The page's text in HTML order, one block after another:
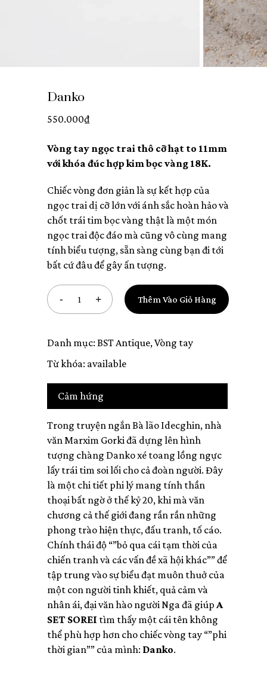
Danko
550.000₫
Vòng tay ngọc trai thô cỡ hạt to 11mm
với khóa đúc hợp kim bọc vàng 18K.
Chiếc vòng đơn giản là sự kết hợp của
ngọc trai dị cỡ lớn với ánh sắc hoàn hảo và
chốt trái tim bọc vàng thật là một món
ngọc trai độc đáo mà cũng vô cùng mang
tính biểu tượng, sẵn sàng cùng bạn đi tới
bất cứ đâu để gây ấn tượng.
Thêm Vào Giỏ Hàng
Danh mục: BST Antique, Vòng tay
Từ khóa: available
Cảm hứng
Trong truyện ngắn Bà lão Idecghin, nhà
văn Marxim Gorki đã dựng lên hình
tượng chàng Danko xé toang lồng ngực
lấy trái tim soi lối cho cả đoàn người. Đây
là một chi tiết phi lý mang tính thần
thoại bất ngờ ở thế kỷ 20, khi mà văn
chương cả thế giới đang rần rần những
phong trào hiện thực, đấu tranh, tố cáo.
Chính thái độ “”bỏ qua cái tạm thời của
chiến tranh và các vấn đề xã hội khác”” để
tập trung vào sự biểu đạt muôn thuở của
một con người tinh khiết, quả cảm và
nhân ái, đại văn hào người Nga đã giúp A
SET SOREI tìm thấy một cái tên không
thể phù hợp hơn cho chiếc vòng tay “”phi
thời gian”” của mình: Danko.